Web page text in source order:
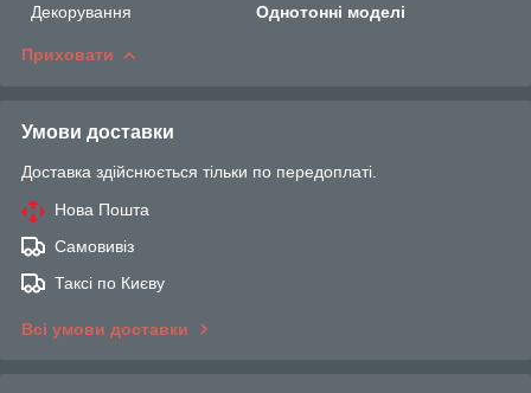
Декорування
Однотонні моделі
Приховати
Умови доставки
Доставка здійснюється тільки по передоплаті.
Нова Пошта
Самовивіз
Таксі по Києву
Всі умови доставки